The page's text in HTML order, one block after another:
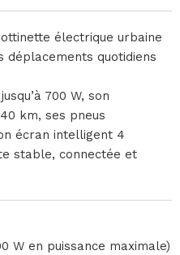
électrique urbaine
déplacements quotidiens
700 W, son
km, ses pneus
écran intelligent 4
stable, connectée et
W en puissance maximale)